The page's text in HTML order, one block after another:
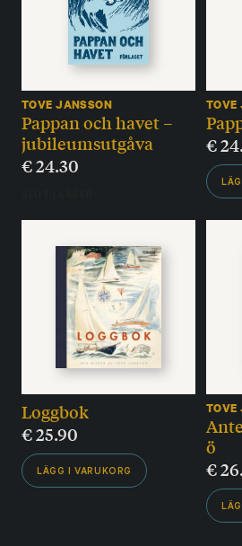
TOVE JANSSON
Pappan och havet –
jubileumsutgåva
€24.30
TOVE
€
Loggbok
€25.90
LÄGG I VARUKORG
TOVE
ö
€